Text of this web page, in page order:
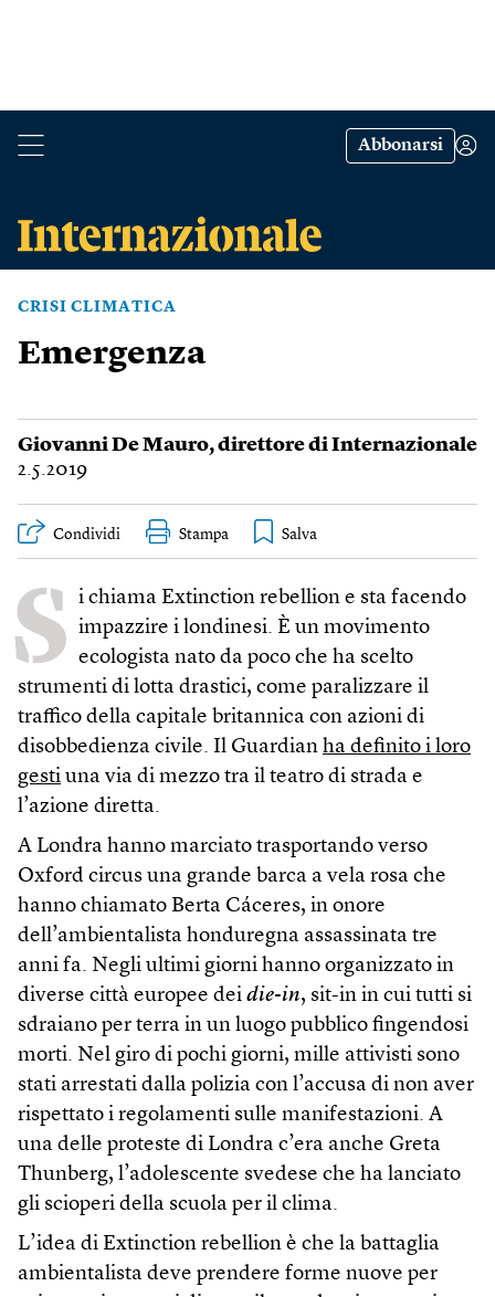
Abbonarsi
CRISI CLIMATICA
Emergenza
Giovanni De Mauro, direttore di Internazionale
2.5.2019
Condividi Stampa
S i chiama Extinction rebellion e sta facendo
impazzire i londinesi. È un movimento
ecologista nato da poco che ha scelto
strumenti di lotta drastici, come paralizzare il
traffico della capitale britannica con azioni di
disobbedienza civile. Il Guardian ha definito i loro
gesti una via di mezzo tra il teatro di strada e
l’azione diretta.
A Londra hanno marciato trasportando verso
Oxford circus una grande barca a vela rosa che
hanno chiamato Berta Cáceres, in onore
dell’ambientalista honduregna assassinata tre
anni fa. Negli ultimi giorni hanno organizzato in
diverse città europee dei die-in, sit-in in cui tutti si
sdraiano per terra in un luogo pubblico fingendosi
morti. Nel giro di pochi giorni, mille attivisti sono
stati arrestati dalla polizia con l’accusa di non aver
rispettato i regolamenti sulle manifestazioni. A
una delle proteste di Londra c’era anche Greta
Thunberg, l’adolescente svedese che ha lanciato
gli scioperi della scuola per il clima.
L’idea di Extinction rebellion è che la battaglia
ambientalista deve prendere forme nuove per